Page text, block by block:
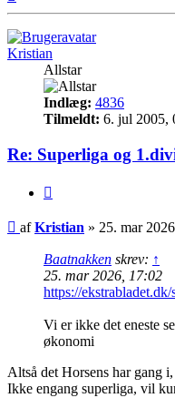
Kristian
Allstar
Indlæg: 4836
Tilmeldt: 6. jul 2005,
Re: Superliga og
Indlæg
afKristian » 25. mar
Baatnakken skrev: ↑
25. mar 2026, 17:02
https://
Vi er ikke det eneste
økonomi
Altså det Horsens har gang
Ikke engang superliga, vil